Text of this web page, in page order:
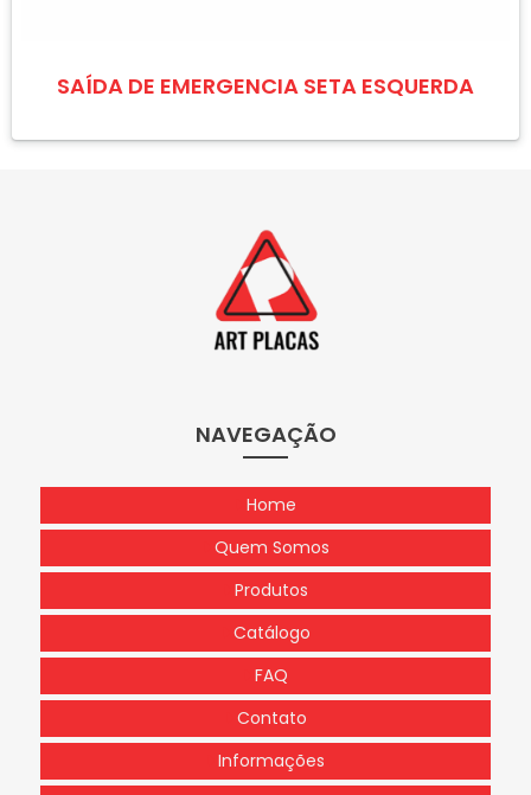
SAÍDA DE EMERGENCIA SETA ESQUERDA
NAVEGAÇÃO
Home
Quem Somos
Produtos
Catálogo
FAQ
Contato
Informações